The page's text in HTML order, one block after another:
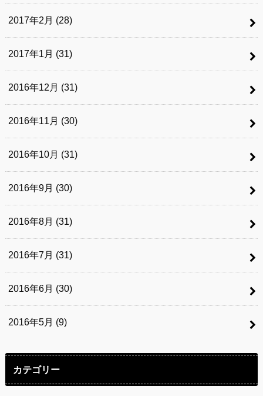
2017年2月 (28)
2017年1月 (31)
2016年12月 (31)
2016年11月 (30)
2016年10月 (31)
2016年9月 (30)
2016年8月 (31)
2016年7月 (31)
2016年6月 (30)
2016年5月 (9)
カテゴリー